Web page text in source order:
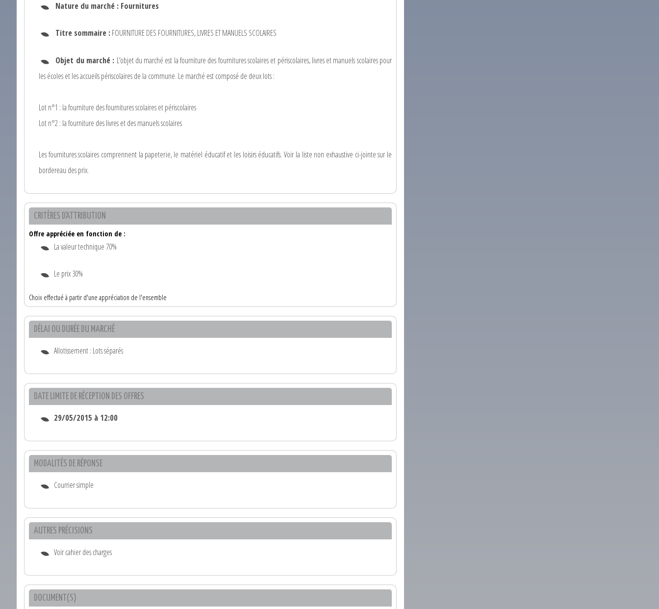
Nature du marché : Fournitures
Titre sommaire : FOURNITURE DES FOURNITURES, LIVRES ET MANUELS SCOLAIRES
Objet du marché : L’objet du marché est la fourniture des fournitures scolaires et périscolaires, livres et manuels scolaires pour
les écoles et les accueils périscolaires de la commune. Le marché est composé de deux lots :
Lot n°1 : la fourniture des fournitures scolaires et périscolaires
Lot n°2 : la fourniture des livres et des manuels scolaires
Les fournitures scolaires comprennent la papeterie, le matériel éducatif et les loisirs éducatifs. Voir la liste non exhaustive ci-jointe sur le
bordereau des prix.
CRITÈRES D'ATTRIBUTION
Offre appréciée en fonction de :
La valeur technique 70%
Le prix 30%
Choix effectué à partir d'une appréciation de l'ensemble
DÉLAI OU DURÉE DU MARCHÉ
Allotissement : Lots séparés
DATE LIMITE DE RÉCEPTION DES OFFRES
29/05/2015 à 12:00
MODALITÉS DE RÉPONSE
Courrier simple
AUTRES PRÉCISIONS
Voir cahier des charges
DOCUMENT(S)